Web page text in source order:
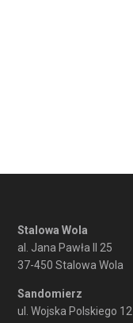
Stalowa Wola
al. Jana Pawła II 25
37-450 Stalowa Wola
Sandomierz
ul. Wojska Polskiego 12